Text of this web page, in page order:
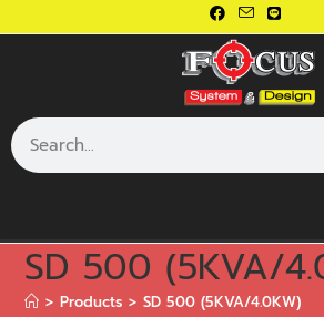
SD 500 (5KVA/
> Products > SD 500 (5KVA/4.0KW)